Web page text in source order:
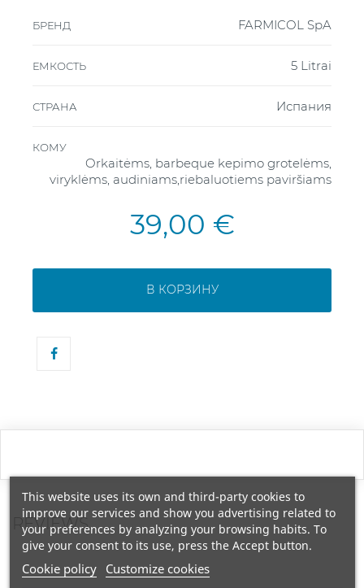
БРЕНД FARMICOL SpA
ЕМКОСТЬ 5 Litrai
СТРАНА Испания
КОМУ
Orkaitėms, barbeque kepimo grotelėms,
viryklėms, audiniams,riebaluotiems paviršiams
39,00 €
В КОРЗИНУ
REVIEWS
This website uses its own and third-party cookies to
improve our services and show you advertising related to
your preferences by analyzing your browsing habits. To
give your consent to its use, press the Accept button.
Cookie policy Customize cookies